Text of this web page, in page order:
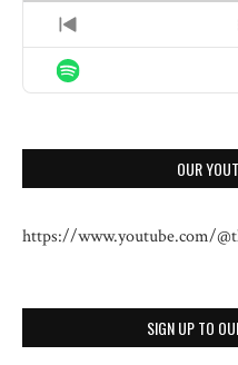
PREVIOUS
EPISODE
OUR
https://www.youtube.com/
SIGN UP TO